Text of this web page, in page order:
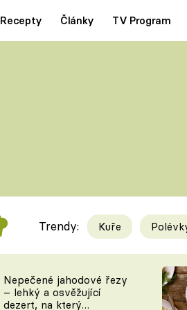
Recepty Články TV Program
Videorecepty
TEĎ VAŘÍ ŠÉF!
Trendy: Kuře
Nepečené jahodové řezy
– lehký a osvěžující
dezert, na který